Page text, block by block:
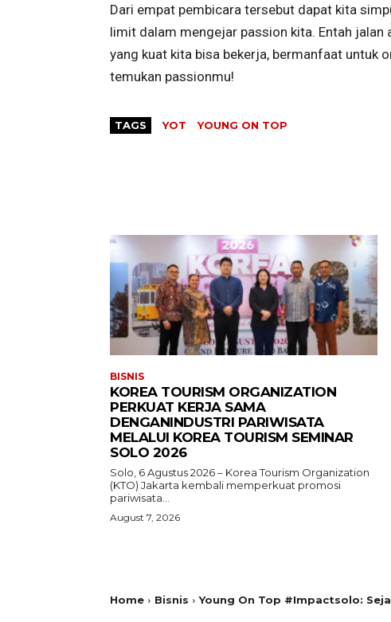
Dari empat pembicara tersebut dapat kita
limit dalam mengejar passion kita. Entah jalan
yang kuat kita bisa bekerja, bermanfaat untuk
temukan passionmu!
TAGS YOT YOUNG ON TOP
BISNIS
KOREA TOURISM ORGANIZATION
PERKUAT KERJA SAMA
DENGANINDUSTRI PARIWISATA
MELALUI KOREA TOURISM SEMINAR
SOLO 2026
Solo, 6 Agustus 2026 – Korea Tourism Organization
(KTO) Jakarta kembali memperkuat promosi
pariwisata...
August 7, 2026